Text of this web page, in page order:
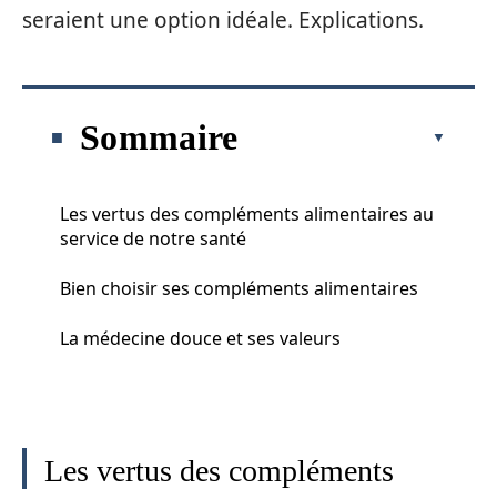
seraient une option idéale. Explications.
Sommaire
Les vertus des compléments alimentaires au
service de notre santé
Bien choisir ses compléments alimentaires
La médecine douce et ses valeurs
Les vertus des compléments